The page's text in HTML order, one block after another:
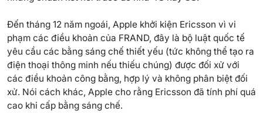
Đến tháng 12 năm ngoái, Apple khởi kiện Ericsson vì vi
phạm các điều khoản của FRAND, đây là bộ luật quốc tế
yêu cầu các bằng sáng chế thiết yếu (tức không thể tạo ra
điện thoại thông minh nếu thiếu chúng) được đối xử với
các điều khoản công bằng, hợp lý và không phân biệt đối
xử. Nói cách khác, Apple cho rằng Ericsson đã tính phí quá
cao khi cấp bằng sáng chế.